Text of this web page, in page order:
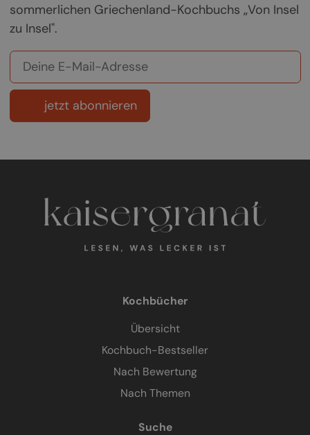
sommerlichen Griechenland-Kochbuchs „Von Insel
zu Insel".
jetzt abonnieren
Kochbücher
Übersicht
Kochbuch-Bestseller
Nach Bewertung
Nach Themen
Suche